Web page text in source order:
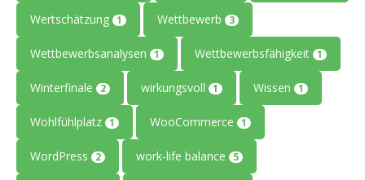
Wertschätzung 1 Wettbewerb 3
Wettbewerbsanalysen 1 Wettbewerbsfähigkeit 1
Winterfinale 2 wirkungsvoll 1 Wissen 1
Wohlfühlplatz 1 WooCommerce 1
WordPress 2 work-life balance 5